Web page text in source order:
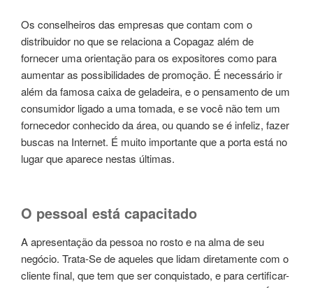
Os conselheiros das empresas que contam com o
distribuidor no que se relaciona a Copagaz além de
fornecer uma orientação para os expositores como para
aumentar as possibilidades de promoção. É necessário ir
além da famosa caixa de geladeira, e o pensamento de um
consumidor ligado a uma tomada, e se você não tem um
fornecedor conhecido da área, ou quando se é infeliz, fazer
buscas na Internet. É muito importante que a porta está no
lugar que aparece nestas últimas.
O pessoal está capacitado
A apresentação da pessoa no rosto e na alma de seu
negócio. Trata-Se de aqueles que lidam diretamente com o
cliente final, que tem que ser conquistado, e para certificar-